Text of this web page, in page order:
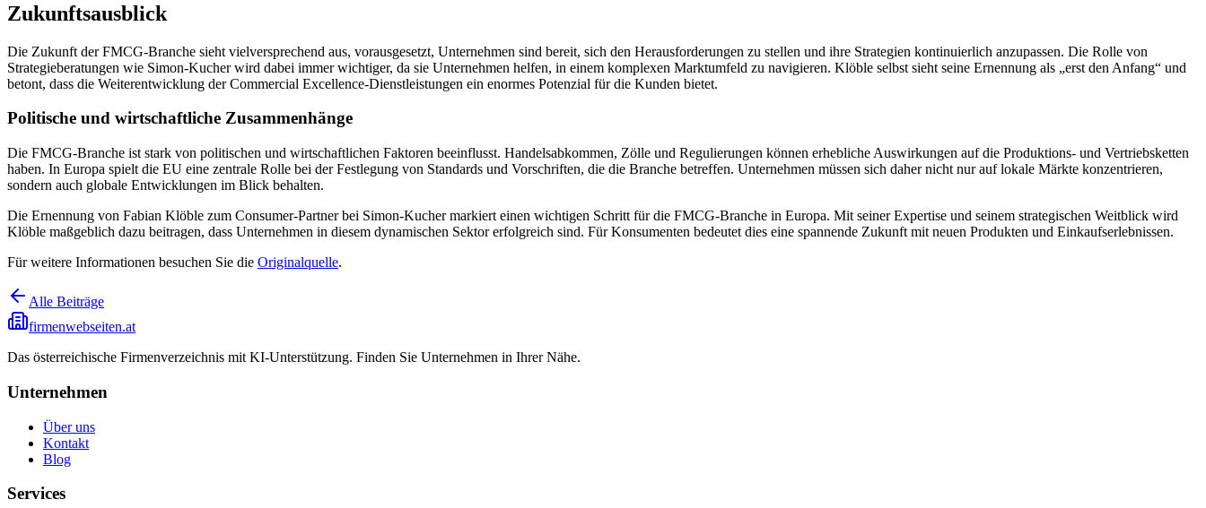
Zukunftsausblick
Die Zukunft der FMCG-Branche sieht vielversprechend aus, vorausgesetzt, Unternehmen sind bereit, sich den Herausforderungen zu stellen und ihre Strategien kontinuierlich anzupassen. Die Rolle von
Strategieberatungen wie Simon-Kucher wird dabei immer wichtiger, da sie Unternehmen helfen, in einem komplexen Marktumfeld zu navigieren. Klöble selbst sieht seine Ernennung als „erst den Anfang“ und
betont, dass die Weiterentwicklung der Commercial Excellence-Dienstleistungen ein enormes Potenzial für die Kunden bietet.
Politische und wirtschaftliche Zusammenhänge
Die FMCG-Branche ist stark von politischen und wirtschaftlichen Faktoren beeinflusst. Handelsabkommen, Zölle und Regulierungen können erhebliche Auswirkungen auf die Produktions- und Vertriebsketten
haben. In Europa spielt die EU eine zentrale Rolle bei der Festlegung von Standards und Vorschriften, die die Branche betreffen. Unternehmen müssen sich daher nicht nur auf lokale Märkte konzentrieren,
sondern auch globale Entwicklungen im Blick behalten.
Die Ernennung von Fabian Klöble zum Consumer-Partner bei Simon-Kucher markiert einen wichtigen Schritt für die FMCG-Branche in Europa. Mit seiner Expertise und seinem strategischen Weitblick wird
Klöble maßgeblich dazu beitragen, dass Unternehmen in diesem dynamischen Sektor erfolgreich sind. Für Konsumenten bedeutet dies eine spannende Zukunft mit neuen Produkten und Einkaufserlebnissen.
Für weitere Informationen besuchen Sie die Originalquelle.
Alle Beiträge
firmenwebseiten.at
Das österreichische Firmenverzeichnis mit KI-Unterstützung. Finden Sie Unternehmen in Ihrer Nähe.
Unternehmen
Über uns
Kontakt
Blog
Services